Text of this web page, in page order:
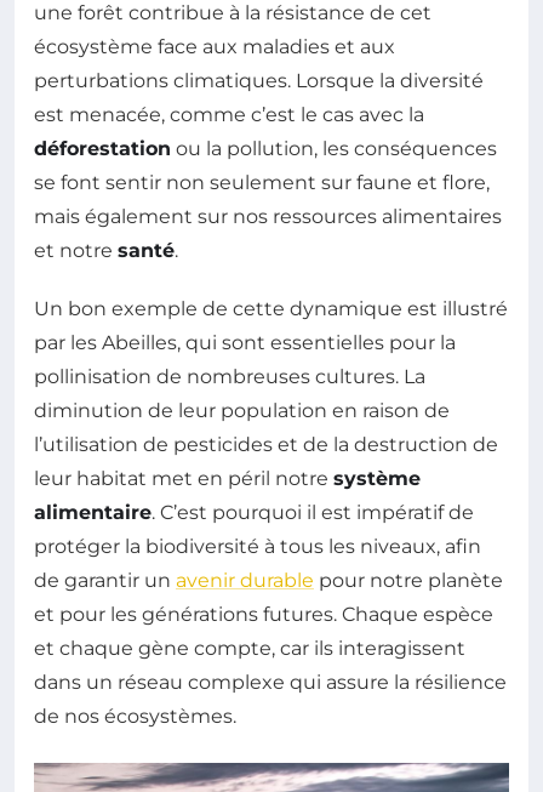
une forêt contribue à la résistance de cet
écosystème face aux maladies et aux
perturbations climatiques. Lorsque la diversité
est menacée, comme c’est le cas avec la
déforestation ou la pollution, les conséquences
se font sentir non seulement sur faune et flore,
mais également sur nos ressources alimentaires
et notre santé.
Un bon exemple de cette dynamique est illustré
par les Abeilles, qui sont essentielles pour la
pollinisation de nombreuses cultures. La
diminution de leur population en raison de
l’utilisation de pesticides et de la destruction de
leur habitat met en péril notre système
alimentaire. C’est pourquoi il est impératif de
protéger la biodiversité à tous les niveaux, afin
de garantir un avenir durable pour notre planète
et pour les générations futures. Chaque espèce
et chaque gène compte, car ils interagissent
dans un réseau complexe qui assure la résilience
de nos écosystèmes.